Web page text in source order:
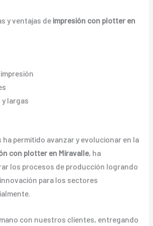
y ventajas de impresión con plotter en
largas
permitido avanzar y evolucionar en la
con plotter en Miravalle, ha
los procesos de producción logrando
para los sectores
con nuestros clientes, entregando